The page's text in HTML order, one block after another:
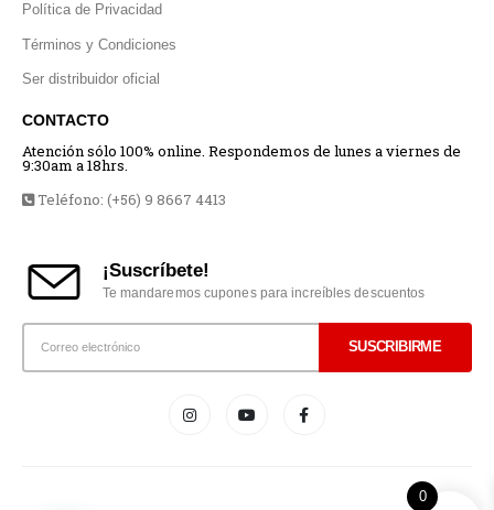
Política de Privacidad
Términos y Condiciones
Ser distribuidor oficial
CONTACTO
Atención sólo 100% online. Respondemos de lunes a viernes de
9:30am a 18hrs.
Teléfono: (+56) 9 8667 4413
¡Suscríbete!
Te mandaremos cupones para increíbles descuentos
0